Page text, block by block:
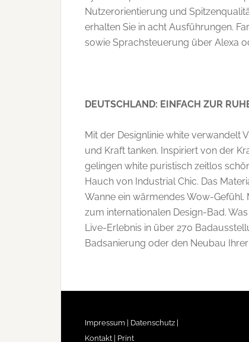
Nutzerorientierung und
erhalten Sie in acht Ausführungen.
sowie Sprachsteuerung über Alexa
DEUTSCHLAND: EINFACH ZUR
Mit der Designlinie white verwandelt
und Kraft tanken. Inspiriert von der
gelingen white puristisch zeitlos
Hauch von Industrial Chic. Das
Wanne ein wärmendes Wow-Gefühl.
zum internationalen Design-Bad.
Live-Erlebnis in über 270
Badsanierung oder den Neubau
Impressum |
Datenschutz |
Kontakt |
Print